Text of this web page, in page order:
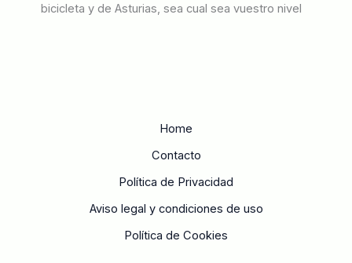
bicicleta y de Asturias, sea cual sea vuestro nivel
Home
Contacto
Política de Privacidad
Aviso legal y condiciones de uso
Política de Cookies